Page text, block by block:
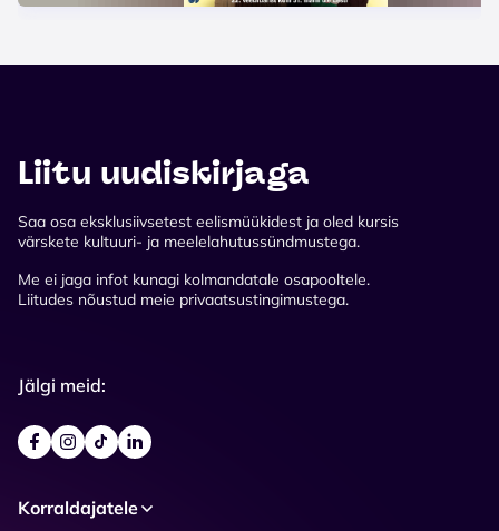
Liitu uudiskirjaga
Saa osa eksklusiivsetest eelismüükidest ja oled kursis
värskete kultuuri- ja meelelahutussündmustega.
Me ei jaga infot kunagi kolmandatale osapooltele.
Liitudes nõustud meie privaatsustingimustega.
Jälgi meid:
Korraldajatele